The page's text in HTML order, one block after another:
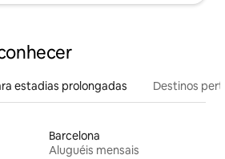
estadias prolongadas Destinos
Barcelona
Aluguéis mensais